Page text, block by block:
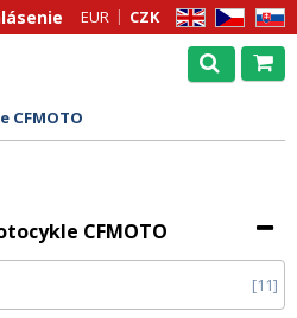
EN CZ SK
EUR CZK
CFMOTO
CFMOTO
11